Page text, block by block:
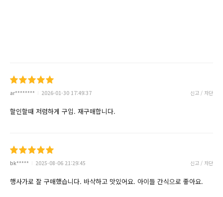
ar******** 2026-01-30 17:49:37 신고 / 차단
할인할때 저렴하게 구입. 재구매합니다.
bk***** 2025-08-06 21:29:45 신고 / 차단
행사가로 잘 구매했습니다. 바삭하고 맛있어요. 아이들 간식으로 좋아요.